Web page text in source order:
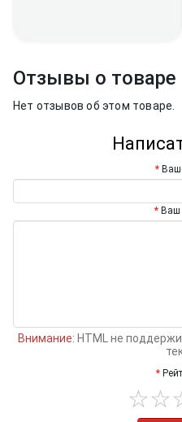
Отзывы о товаре
Нет отзывов об этом товаре.
Ваш
Внимание: HTML не